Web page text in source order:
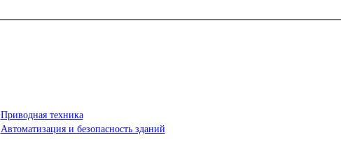
Приводная техника
Автоматизация и безопасность зданий